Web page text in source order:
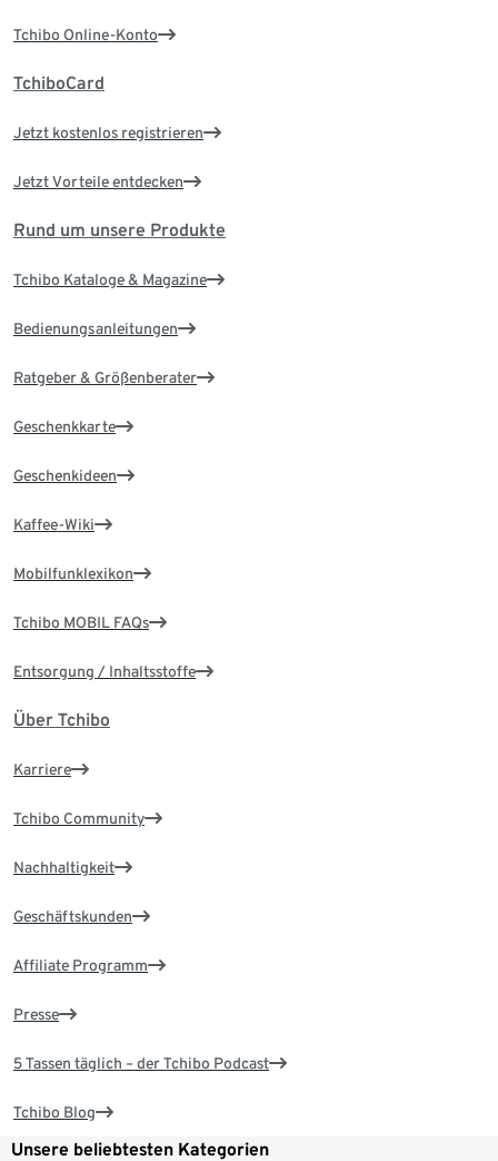
Tchibo Online-Konto
TchiboCard
Jetzt kostenlos registrieren
Jetzt Vorteile entdecken
Rund um unsere Produkte
Tchibo Kataloge & Magazine
Bedienungsanleitungen
Ratgeber & Größenberater
Geschenkkarte
Geschenkideen
Kaffee-Wiki
Mobilfunklexikon
Tchibo MOBIL FAQs
Entsorgung / Inhaltsstoffe
Über Tchibo
Karriere
Tchibo Community
Nachhaltigkeit
Geschäftskunden
Affiliate Programm
Presse
5 Tassen täglich – der Tchibo Podcast
Tchibo Blog
Unsere beliebtesten Kategorien